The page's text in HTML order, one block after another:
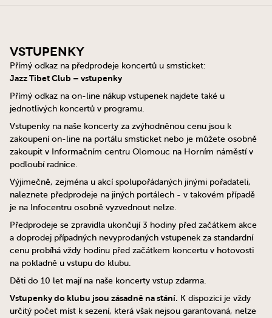
Vstupenky
Přímý odkaz na předprodeje koncertů u smsticket:
Jazz Tibet Club – vstupenky
Přímý odkaz na on-line nákup vstupenek najdete také u
jednotlivých koncertů v programu.
Vstupenky na naše koncerty za zvýhodněnou cenu jsou k
zakoupení on-line na portálu smsticket nebo je můžete osobně
zakoupit v Informačním centru Olomouc na Horním náměstí v
podloubí radnice.
Výjimečně, zejména u akcí spolupořádaných jinými pořadateli,
naleznete předprodeje na jiných portálech - v takovém případě
je na Infocentru osobně vyzvednout nelze.
Předprodeje se zpravidla ukončují 3 hodiny před začátkem akce
a doprodej případných nevyprodaných vstupenek za standardní
cenu probíhá vždy hodinu před začátkem koncertu v hotovosti
na pokladně u vstupu do klubu.
Děti do 10 let mají na naše koncerty vstup zdarma.
Vstupenky do klubu jsou zásadně na stání. K dispozici je vždy
určitý počet míst k sezení, která však nejsou garantovaná, nelze